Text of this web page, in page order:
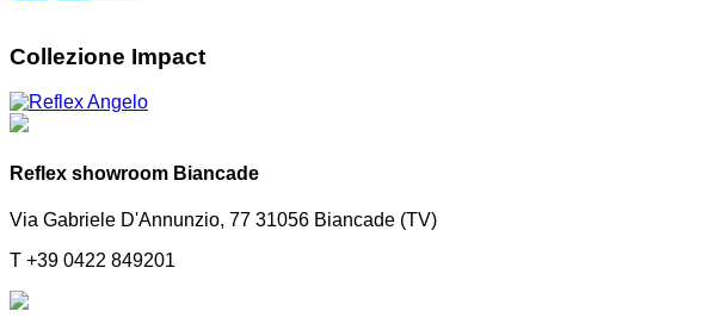
Collezione Impact
Reflex showroom Biancade
Via Gabriele D'Annunzio, 77 31056 Biancade (TV)
T +39 0422 849201